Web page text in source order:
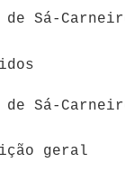
Sá-
Sá-
geral